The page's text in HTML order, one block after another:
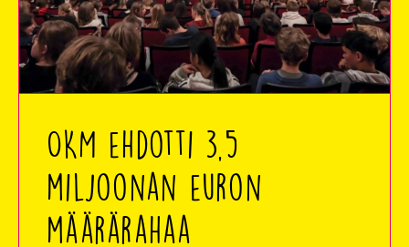
OKM ehdotti 3,5
miljoonan euron
määrärahaa